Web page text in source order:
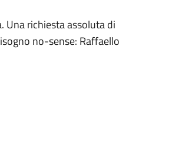
Una richiesta assoluta di
no-sense: Raffaello